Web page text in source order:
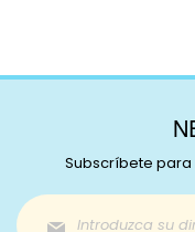
Subscríbete